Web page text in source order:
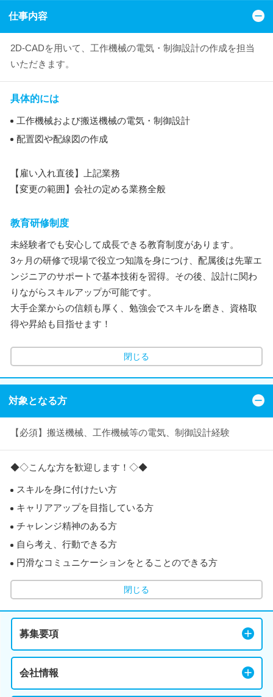
仕事内容
2D-CADを用いて、工作機械の電気・制御設計の作成を担当
いただきます。
具体的には
工作機械および搬送機械の電気・制御設計
配置図や配線図の作成
【雇い入れ直後】上記業務
【変更の範囲】会社の定める業務全般
教育研修制度
未経験者でも安心して成長できる教育制度があります。
3ヶ月の研修で現場で役立つ知識を身につけ、配属後は先輩エ
ンジニアのサポートで基本技術を習得。その後、設計に関わ
りながらスキルアップが可能です。
大手企業からの信頼も厚く、勉強会でスキルを磨き、資格取
得や昇給も目指せます！
閉じる
対象となる方
【必須】搬送機械、工作機械等の電気、制御設計経験
◆◇こんな方を歓迎します！◇◆
スキルを身に付けたい方
キャリアアップを目指している方
チャレンジ精神のある方
自ら考え、行動できる方
円滑なコミュニケーションをとることのできる方
閉じる
募集要項
会社情報